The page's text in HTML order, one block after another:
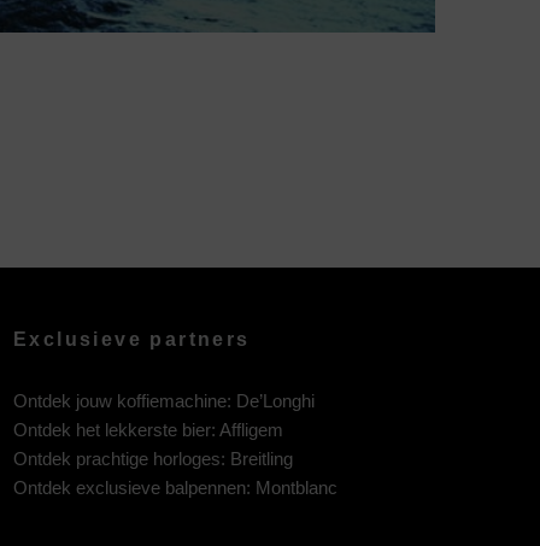
Exclusieve partners
Ontdek jouw koffiemachine: De’Longhi
Ontdek het lekkerste bier: Affligem
Ontdek prachtige horloges: Breitling
Ontdek exclusieve balpennen: Montblanc